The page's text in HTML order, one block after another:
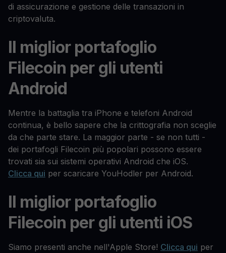
di assicurazione e gestione delle transazioni in
criptovaluta.
Il miglior portafoglio
Filecoin per gli utenti
Android
Mentre la battaglia tra iPhone e telefoni Android
continua, è bello sapere che la crittografia non sceglie
da che parte stare. La maggior parte - se non tutti -
dei portafogli Filecoin più popolari possono essere
trovati sia sui sistemi operativi Android che iOS.
Clicca qui per scaricare YouHodler per Android.
Il miglior portafoglio
Filecoin per gli utenti iOS
Siamo presenti anche nell'Apple Store! Clicca qui per